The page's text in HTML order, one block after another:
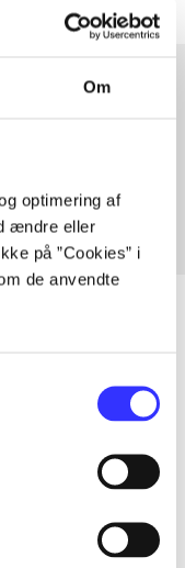
Om
optimering af
ændre eller
på ”Cookies” i
de anvendte